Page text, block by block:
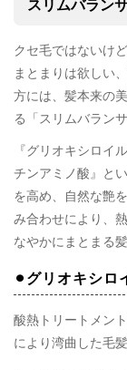
スリムバラン
クセ毛ではないけ
まとまりは欲しい
方には、髪本来の
る「スリムバラン
『グリオキシロイ
チンアミノ酸』と
を高め、自然な艶
み合わせにより、
なやかにまとまる
⚫︎グリオキシロ
酸熱トリートメン
により湾曲した毛